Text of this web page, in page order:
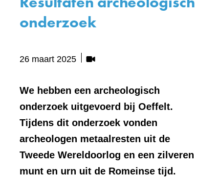
onderzoek
26 maart 2025Bevat
element:
Video
We hebben een archeologisch
onderzoek uitgevoerd bij Oeffelt.
Tijdens dit onderzoek vonden
archeologen metaalresten uit de
Tweede Wereldoorlog en een zilveren
munt en urn uit de Romeinse tijd.